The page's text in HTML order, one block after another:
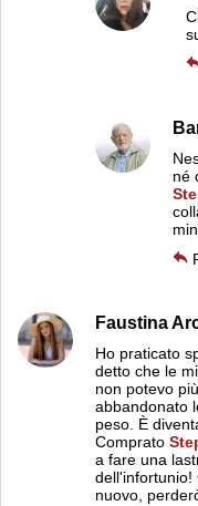
né
Faustina
Ho praticato
detto che le
non potevo
abbandonato
peso. È
Comprato
a fare una
dell'infortunio!
nuovo,